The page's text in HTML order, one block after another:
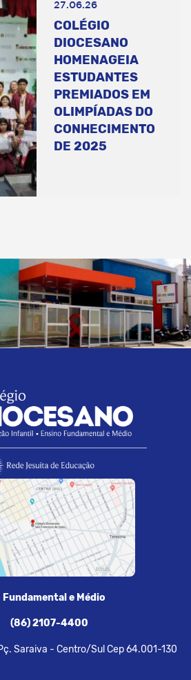
27.06.26
COLÉGIO
DIOCESANO
HOMENAGEIA
ESTUDANTES
PREMIADOS EM
OLIMPÍADAS DO
CONHECIMENTO
DE 2025
Fundamental e Médio
(86) 2107-4400
Saraiva - Centro/Sul Cep 64.001-130